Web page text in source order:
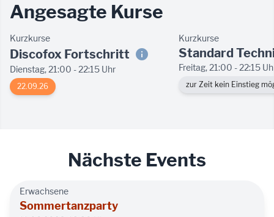
Angesagte Kurse
Kurzkurse
Discofox Fortschritt 
Dienstag, 21:00 - 22:15 Uhr
22.09.26
Kurzkurse
Standard
Freitag, 21:00 - 22:15
zur Zeit kein Einstieg
Nächste Events
Erwachsene
Sommertanzparty